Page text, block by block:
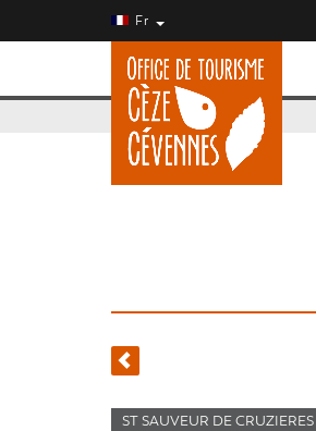
Fr
ST SAUVEUR DE CRUZIERES